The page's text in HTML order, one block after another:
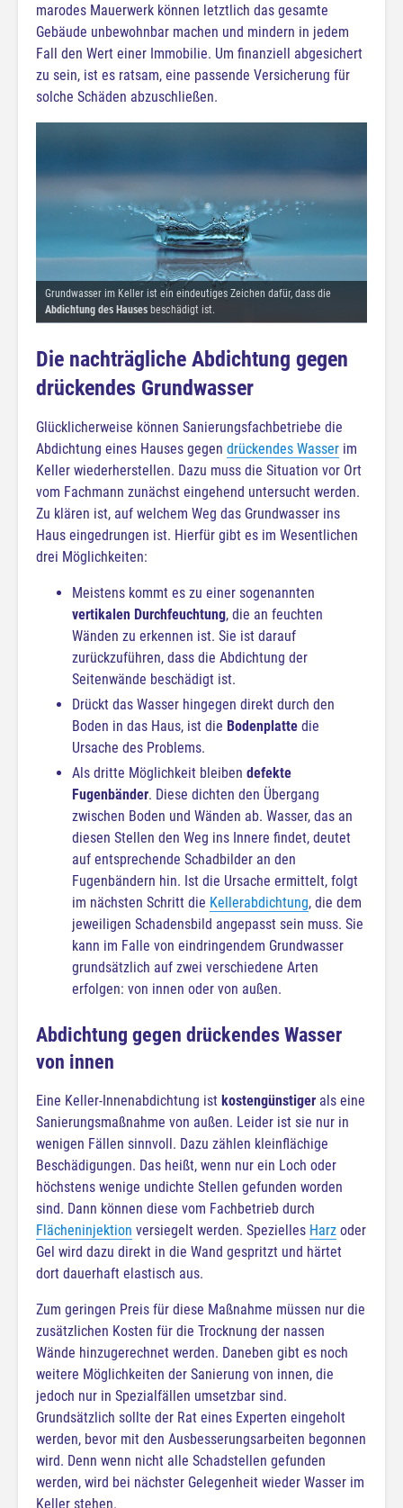
marodes Mauerwerk können letztlich das gesamte
Gebäude unbewohnbar machen und mindern in jedem
Fall den Wert einer Immobilie. Um finanziell abgesichert
zu sein, ist es ratsam, eine passende Versicherung für
solche Schäden abzuschließen.
Grundwasser im Keller ist ein eindeutiges Zeichen dafür, dass die
Abdichtung des Hauses beschädigt ist.
Die nachträgliche Abdichtung gegen
drückendes Grundwasser
Glücklicherweise können Sanierungsfachbetriebe die
Abdichtung eines Hauses gegen drückendes Wasser im
Keller wiederherstellen. Dazu muss die Situation vor Ort
vom Fachmann zunächst eingehend untersucht werden.
Zu klären ist, auf welchem Weg das Grundwasser ins
Haus eingedrungen ist. Hierfür gibt es im Wesentlichen
drei Möglichkeiten:
Meistens kommt es zu einer sogenannten
vertikalen Durchfeuchtung, die an feuchten
Wänden zu erkennen ist. Sie ist darauf
zurückzuführen, dass die Abdichtung der
Seitenwände beschädigt ist.
Drückt das Wasser hingegen direkt durch den
Boden in das Haus, ist die Bodenplatte die
Ursache des Problems.
Als dritte Möglichkeit bleiben defekte
Fugenbänder. Diese dichten den Übergang
zwischen Boden und Wänden ab. Wasser, das an
diesen Stellen den Weg ins Innere findet, deutet
auf entsprechende Schadbilder an den
Fugenbändern hin. Ist die Ursache ermittelt, folgt
im nächsten Schritt die Kellerabdichtung, die dem
jeweiligen Schadensbild angepasst sein muss. Sie
kann im Falle von eindringendem Grundwasser
grundsätzlich auf zwei verschiedene Arten
erfolgen: von innen oder von außen.
Abdichtung gegen drückendes Wasser
von innen
Eine Keller-Innenabdichtung ist kostengünstiger als eine
Sanierungsmaßnahme von außen. Leider ist sie nur in
wenigen Fällen sinnvoll. Dazu zählen kleinflächige
Beschädigungen. Das heißt, wenn nur ein Loch oder
höchstens wenige undichte Stellen gefunden worden
sind. Dann können diese vom Fachbetrieb durch
Flächeninjektion versiegelt werden. Spezielles Harz oder
Gel wird dazu direkt in die Wand gespritzt und härtet
dort dauerhaft elastisch aus.
Zum geringen Preis für diese Maßnahme müssen nur die
zusätzlichen Kosten für die Trocknung der nassen
Wände hinzugerechnet werden. Daneben gibt es noch
weitere Möglichkeiten der Sanierung von innen, die
jedoch nur in Spezialfällen umsetzbar sind.
Grundsätzlich sollte der Rat eines Experten eingeholt
werden, bevor mit den Ausbesserungsarbeiten begonnen
wird. Denn wenn nicht alle Schadstellen gefunden
werden, wird bei nächster Gelegenheit wieder Wasser im
Keller stehen.